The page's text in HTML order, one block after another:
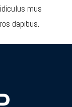
mus
dapibus.